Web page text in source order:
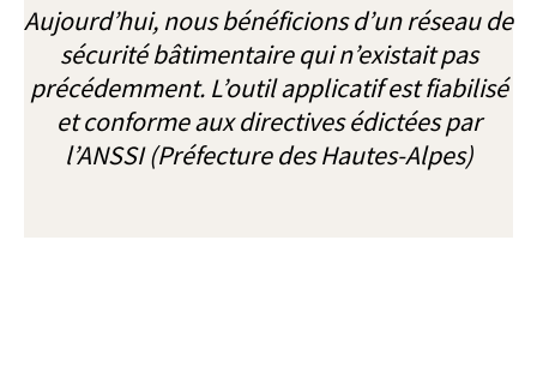
Aujourd’hui, nous bénéficions d’un réseau de
sécurité bâtimentaire qui n’existait pas
précédemment. L’outil applicatif est fiabilisé
et conforme aux directives édictées par
l’ANSSI (Préfecture des Hautes-Alpes)